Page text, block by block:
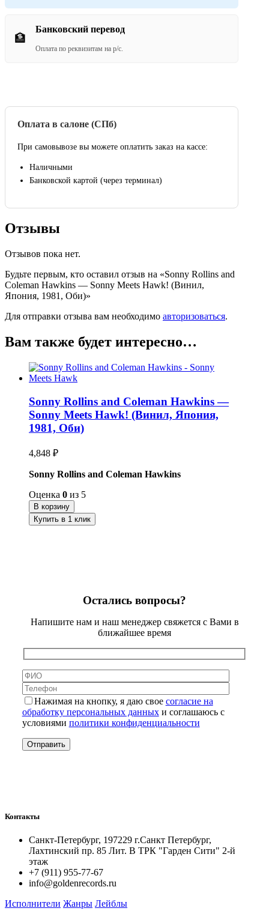
🏦
Банковский перевод
Оплата по реквизитам на р/с.
Оплата в салоне (СПб)
При самовывозе вы можете оплатить заказ на кассе:
Наличными
Банковской картой (через терминал)
Отзывы
Отзывов пока нет.
Будьте первым, кто оставил отзыв на «Sonny Rollins and
Coleman Hawkins — Sonny Meets Hawk! (Винил,
Япония, 1981, Оби)»
Для отправки отзыва вам необходимо авторизоваться.
Вам также будет интересно…
Sonny Rollins and Coleman Hawkins —
Sonny Meets Hawk! (Винил, Япония,
1981, Оби)
4,848 ₽
Sonny Rollins and Coleman Hawkins
Оценка 0 из 5
В корзину
Купить в 1 клик
Остались вопросы?
Напишите нам и наш менеджер свяжется с Вами в
ближайшее время
Нажимая на кнопку, я даю свое согласие на
обработку персональных данныхи соглашаюсь с
условиями политики конфиденциальности
Контакты
Санкт-Петербург, 197229 г.Санкт Петербург,
Лахтинский пр. 85 Лит. B ТРК "Гарден Сити" 2-й
этаж
+7 (911) 955-77-67
info@goldenrecords.ru
Исполнители Жанры Лейблы